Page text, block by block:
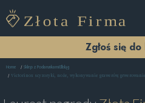
Zgłoś się
Home Sklep z Podarunkami Elbląg
Victorinox scyzoryki, noże, wykonywanie grawerów,